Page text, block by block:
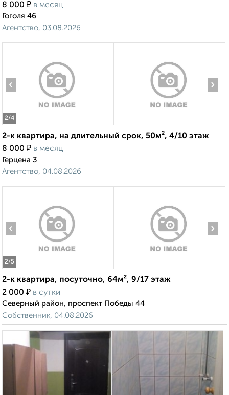
8 000 ₽ в месяц
Гоголя 46
Агентство, 03.08.2026
2/4
‹ ›
2-к квартира, на длительный срок, 50м², 4/10 этаж
8 000 ₽ в месяц
Герцена 3
Агентство, 04.08.2026
2/5
‹ ›
2-к квартира, посуточно, 64м², 9/17 этаж
2 000 ₽ в сутки
Северный район, проспект Победы 44
Собственник, 04.08.2026